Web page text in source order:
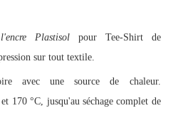
l'encre Plastisol pour Tee-Shirt de
sur tout textile.
avec une source de chaleur.
170 °C, jusqu'au séchage complet de